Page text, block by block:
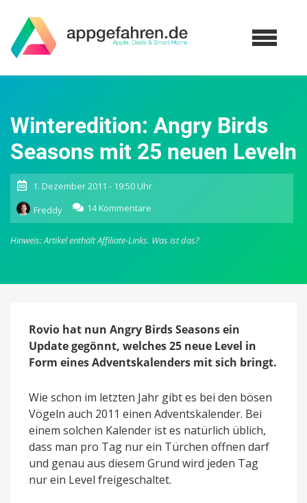
Winteredition: Angry Birds
Seasons mit 25 neuen Leveln
1. Dezember 2011 - 19:50 Uhr
Freddy
14 Kommentare
Winteredition:
Birds
25
Hinweis: Artikel enthält Affiliate-Links. Was ist das?
Rovio hat nun Angry Birds Seasons ein
Update gegönnt, welches 25 neue Level in
Form eines Adventskalenders mit sich bringt.
Wie schon im letzten Jahr gibt es bei den bösen
Vögeln auch 2011 einen Adventskalender. Bei
einem solchen Kalender ist es natürlich üblich,
dass man pro Tag nur ein Türchen offnen darf
und genau aus diesem Grund wird jeden Tag
nur ein Level freigeschaltet.